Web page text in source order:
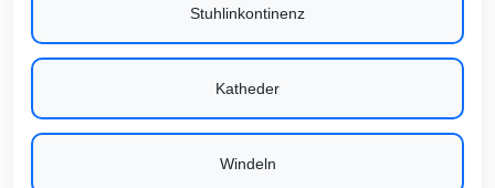
Stuhlinkontinenz
Katheder
Windeln